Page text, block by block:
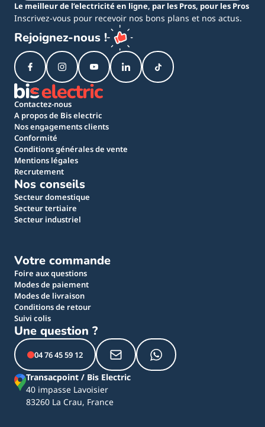
Le meilleur de l’electricité en ligne, par les Pros, pour les Pros
Inscrivez-vous pour recevoir nos bons plans et nos actus.
Rejoignez-nous !
Contactez-nous
A propos de Bis electric
Nos engagements clients
Conformité
Conditions générales de vente
Mentions légales
Recrutement
Nos conseils
Secteur domestique
Secteur tertiaire
Secteur industriel
Votre commande
Foire aux questions
Modes de paiement
Modes de livraison
Conditions de retour
Suivi colis
Une question ?
04 76 45 59 12
Transacpoint / Bis Electric
40 impasse Lavoisier
83260 La Crau, France